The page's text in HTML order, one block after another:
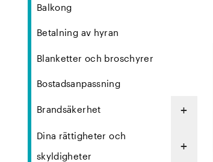
Balkong
Betalning av hyran
Blanketter och broschyrer
Bostadsanpassning
Brandsäkerhet +
Dina rättigheter och
skyldigheter
+